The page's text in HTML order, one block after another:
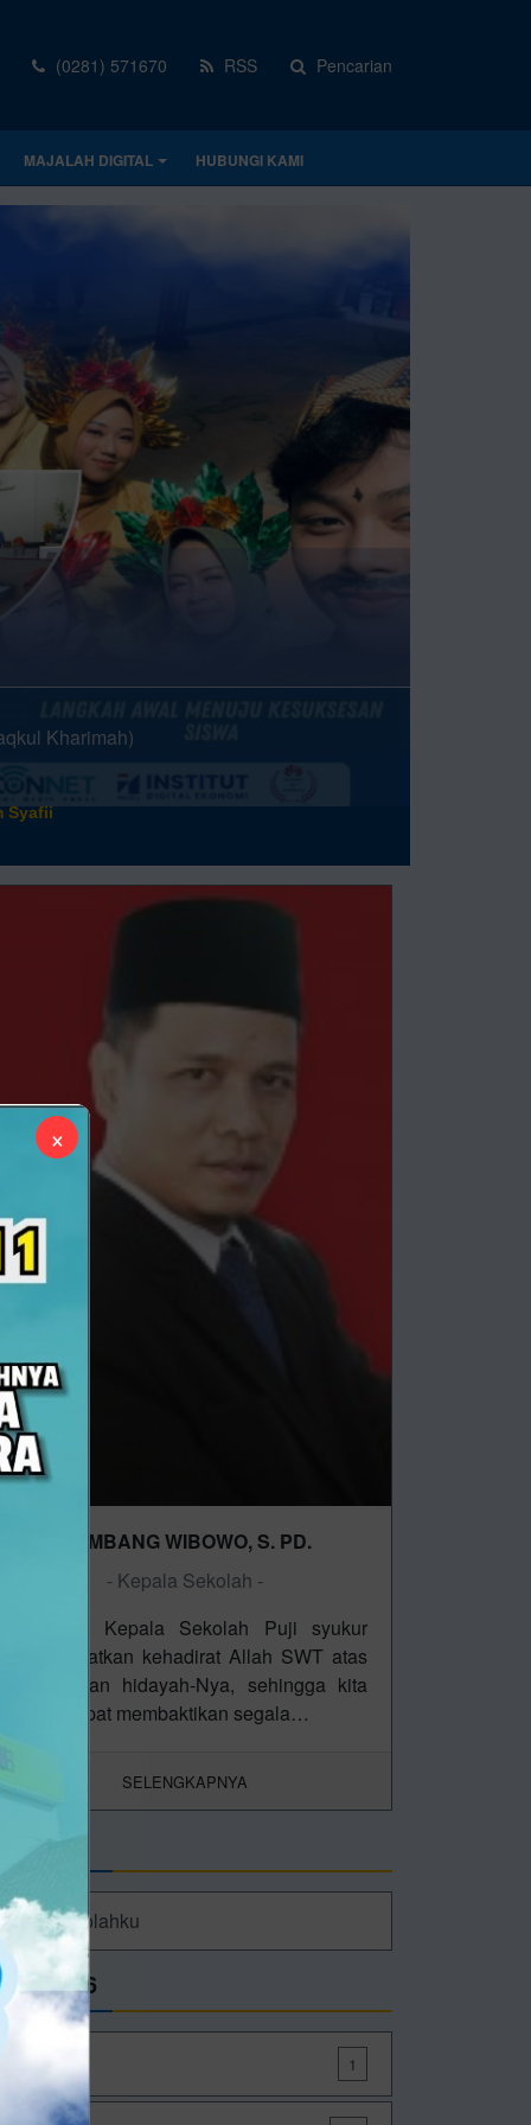
(0281) 571670 RSS Pencarian
MAJALAH DIGITAL HUBUNGI KAMI
BAMBANG WIBOWO, S. PD.
- Kepala Sekolah -
Sambutan Kepala Sekolah Puji syukur
kami panjatkan kehadirat Allah SWT atas
karunia dan hidayah-Nya, sehingga kita
semua dapat membaktikan segala…
SELENGKAPNYA
CMS Sekolahku
2026
Januari 1
×